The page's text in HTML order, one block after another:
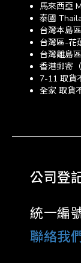
馬來西亞
泰國
台灣本島
台灣區-花
台灣離島
香港郵寄
7-11 取貨
全家 取貨
公司登
統一編
聯絡我